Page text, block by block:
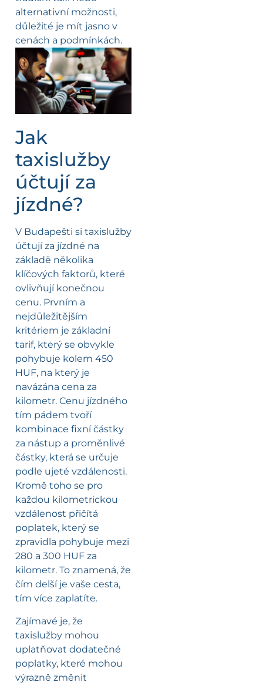
alternativní možnosti,
důležité je mít jasno v
cenách a podmínkách.
Jak
taxislužby
účtují za
jízdné?
V Budapešti si taxislužby
účtují za jízdné na
základě několika
klíčových faktorů, které
ovlivňují konečnou
cenu. Prvním a
nejdůležitějším
kritériem je základní
tarif, který se obvykle
pohybuje kolem 450
HUF, na který je
navázána cena za
kilometr. Cenu jízdného
tím pádem tvoří
kombinace fixní částky
za nástup a proměnlivé
částky, která se určuje
podle ujeté vzdálenosti.
Kromě toho se pro
každou kilometrickou
vzdálenost přičítá
poplatek, který se
zpravidla pohybuje mezi
280 a 300 HUF za
kilometr. To znamená, že
čím delší je vaše cesta,
tím více zaplatíte.
Zajímavé je, že
taxislužby mohou
uplatňovat dodatečné
poplatky, které mohou
výrazně změnit